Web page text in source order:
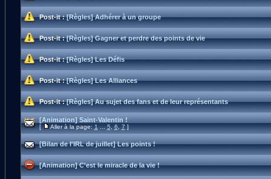
Post-it : [Règles] Adhérer à un groupe
Post-it : [Règles] Gagner et perdre des points de vie
Post-it : [Règles] Les Défis
Post-it : [Règles] Les Alliances
Post-it : [Règles] Au sujet des fans et de leur représentants
[Animation] Saint-Valentin !
[ Aller à la page:1...5,6,7]
[Bilan de l'IRL de juillet] Les points !
[Animation] C'est le miracle de la vie !